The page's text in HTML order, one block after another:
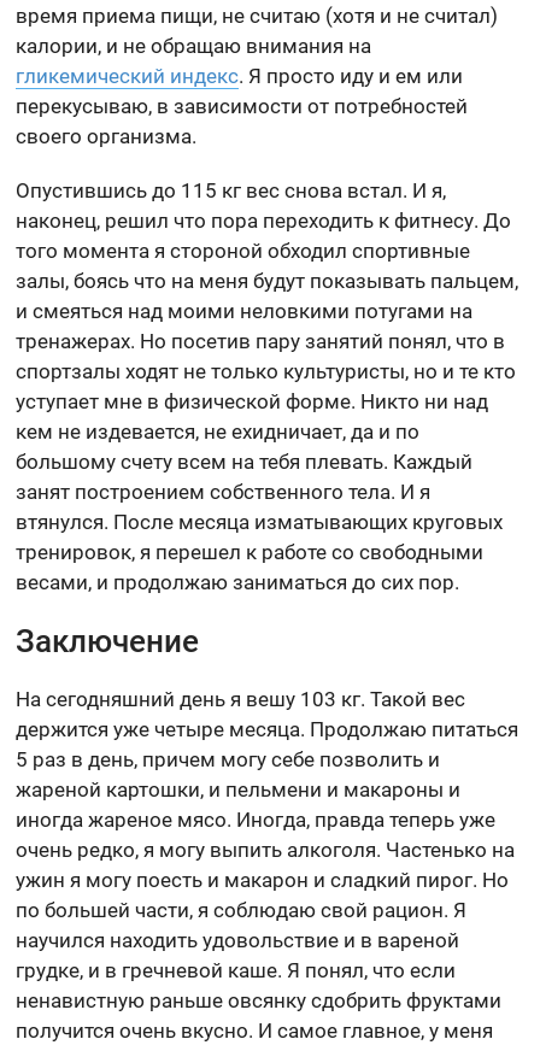
время приема пищи, не считаю (хотя и не считал)
калории, и не обращаю внимания на
гликемический индекс. Я просто иду и ем или
перекусываю, в зависимости от потребностей
своего организма.
Опустившись до 115 кг вес снова встал. И я,
наконец, решил что пора переходить к фитнесу. До
того момента я стороной обходил спортивные
залы, боясь что на меня будут показывать пальцем,
и смеяться над моими неловкими потугами на
тренажерах. Но посетив пару занятий понял, что в
спортзалы ходят не только культуристы, но и те кто
уступает мне в физической форме. Никто ни над
кем не издевается, не ехидничает, да и по
большому счету всем на тебя плевать. Каждый
занят построением собственного тела. И я
втянулся. После месяца изматывающих круговых
тренировок, я перешел к работе со свободными
весами, и продолжаю заниматься до сих пор.
Заключение
На сегодняшний день я вешу 103 кг. Такой вес
держится уже четыре месяца. Продолжаю питаться
5 раз в день, причем могу себе позволить и
жареной картошки, и пельмени и макароны и
иногда жареное мясо. Иногда, правда теперь уже
очень редко, я могу выпить алкоголя. Частенько на
ужин я могу поесть и макарон и сладкий пирог. Но
по большей части, я соблюдаю свой рацион. Я
научился находить удовольствие и в вареной
грудке, и в гречневой каше. Я понял, что если
ненавистную раньше овсянку сдобрить фруктами
получится очень вкусно. И самое главное, у меня